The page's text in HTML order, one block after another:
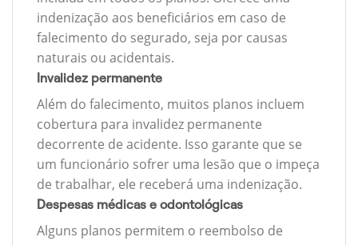
indenização aos beneficiários em caso de
falecimento do segurado, seja por causas
naturais ou acidentais.
Invalidez permanente
Além do falecimento, muitos planos incluem
cobertura para invalidez permanente
decorrente de acidente. Isso garante que se
um funcionário sofrer uma lesão que o impeça
de trabalhar, ele receberá uma indenização.
Despesas médicas e odontológicas
Alguns planos permitem o reembolso de